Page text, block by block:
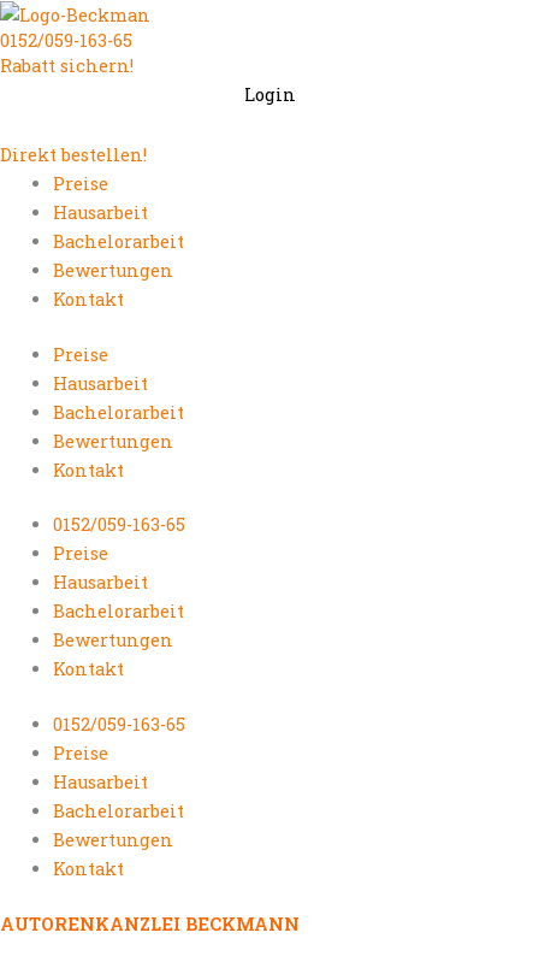
Zum
Inhalt
springen
0152/059-163-65
Rabatt sichern!
Login
Direkt bestellen!
Preise
Hausarbeit
Bachelorarbeit
Bewertungen
Kontakt
Preise
Hausarbeit
Bachelorarbeit
Bewertungen
Kontakt
0152/059-163-65
Preise
Hausarbeit
Bachelorarbeit
Bewertungen
Kontakt
0152/059-163-65
Preise
Hausarbeit
Bachelorarbeit
Bewertungen
Kontakt
AUTORENKANZLEI BECKMANN